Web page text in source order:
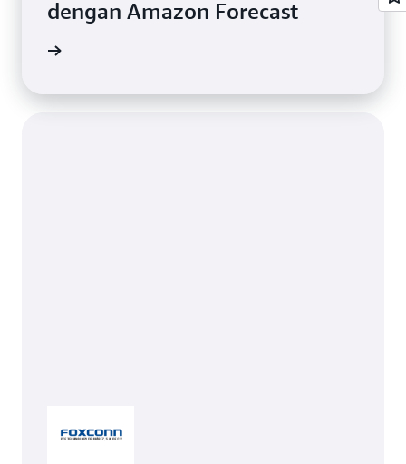
dengan Amazon Forecast